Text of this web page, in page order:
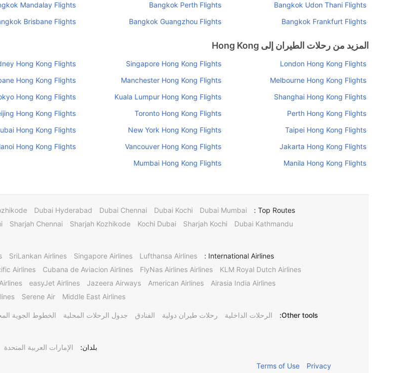
Bangkok Udon Thani Flights
Bangkok Perth Flights
Mandalay Flights
Bangkok Frankfurt Flights
Bangkok Guangzhou Flights
Brisbane Flights
المزيد من رحلات الطيران إلى Hong Kong
London Hong Kong Flights
Singapore Hong Kong Flights
Hong Kong Flights
Melbourne Hong Kong Flights
Manchester Hong Kong Flights
Hong Kong Flights
Shanghai Hong Kong Flights
Kuala Lumpur Hong Kong Flights
Hong Kong Flights
Perth Hong Kong Flights
Toronto Hong Kong Flights
Hong Kong Flights
Taipei Hong Kong Flights
New York Hong Kong Flights
Hong Kong Flights
Jakarta Hong Kong Flights
Vancouver Hong Kong Flights
Hong Kong Flights
Manila Hong Kong Flights
Mumbai Hong Kong Flights
Top Routes :
Dubai Mumbai
Dubai Kochi
Dubai Chennai
Dubai Hyderabad
Dubai Kathmandu
Sharjah Kochi
Kochi Dubai
Sharjah Kozhikode
Sharjah Chennai
International Airlines :
Lufthansa Airlines
Singapore Airlines
SriLankan Airlines
KLM Royal Dutch Airlines
FlyNas Airlines Airlines
Cubana de Aviacion Airlines
Airlines
Airasia India Airlines
American Airlines
Jazeera Airways
easyJet Airlines
Middle East Airlines
Serene Air
Other tools: الرحلات الداخلية رحلات طيران دولية الفنادق جدول الرحلات المحلية الخطوط الجوية
بلدان: الإمارات العربية المتحدة
Privacy
Terms of Use